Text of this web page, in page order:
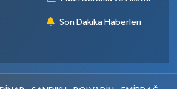
Son Dakika Haberleri